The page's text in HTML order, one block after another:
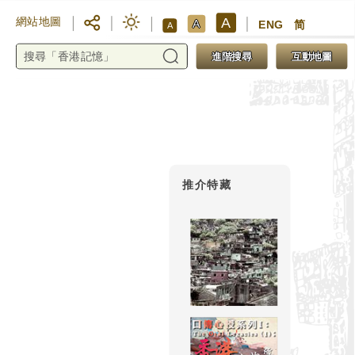
網站地圖 A A A ENG 简
進階搜尋 互動地圖
推介特藏